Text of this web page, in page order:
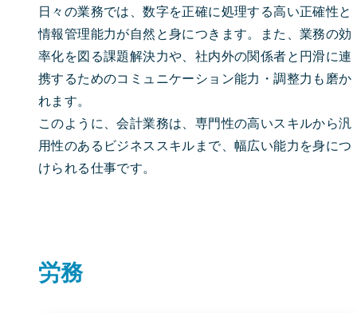
日々の業務では、数字を正確に処理する高い正確性と
情報管理能力が自然と身につきます。また、業務の効
率化を図る課題解決力や、社内外の関係者と円滑に連
携するためのコミュニケーション能力・調整力も磨か
れます。
このように、会計業務は、専門性の高いスキルから汎
用性のあるビジネススキルまで、幅広い能力を身につ
けられる仕事です。
労務